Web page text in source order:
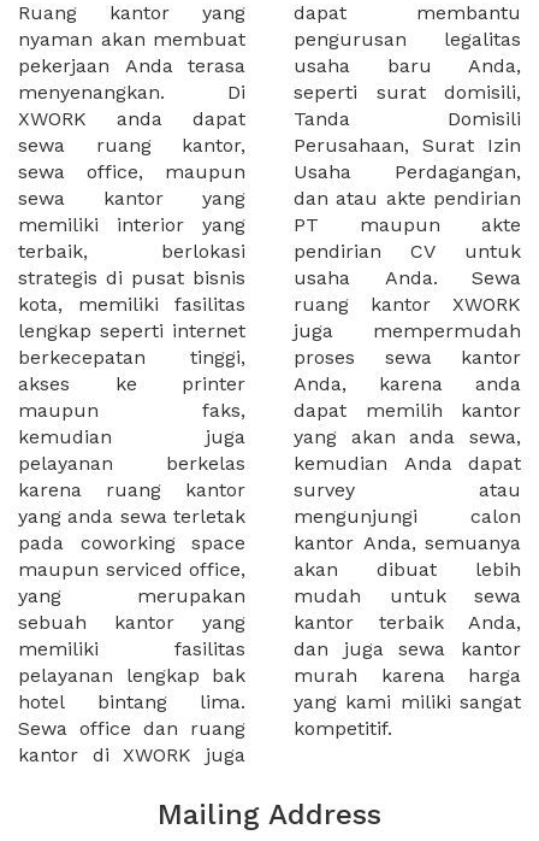
Ruang kantor yang
nyaman akan membuat
pekerjaan Anda terasa
menyenangkan. Di
XWORK anda dapat
sewa ruang kantor,
sewa office, maupun
sewa kantor yang
memiliki interior yang
terbaik, berlokasi
strategis di pusat bisnis
kota, memiliki fasilitas
lengkap seperti internet
berkecepatan tinggi,
akses ke printer
maupun faks,
kemudian juga
pelayanan berkelas
karena ruang kantor
yang anda sewa terletak
pada coworking space
maupun serviced office,
yang merupakan
sebuah kantor yang
memiliki fasilitas
pelayanan lengkap bak
hotel bintang lima.
Sewa office dan ruang
kantor di XWORK juga
dapat membantu
pengurusan legalitas
usaha baru Anda,
seperti surat domisili,
Tanda Domisili
Perusahaan, Surat Izin
Usaha Perdagangan,
dan atau akte pendirian
PT maupun akte
pendirian CV untuk
usaha Anda. Sewa
ruang kantor XWORK
juga mempermudah
proses sewa kantor
Anda, karena anda
dapat memilih kantor
yang akan anda sewa,
kemudian Anda dapat
survey atau
mengunjungi calon
kantor Anda, semuanya
akan dibuat lebih
mudah untuk sewa
kantor terbaik Anda,
dan juga sewa kantor
murah karena harga
yang kami miliki sangat
kompetitif.
Mailing Address